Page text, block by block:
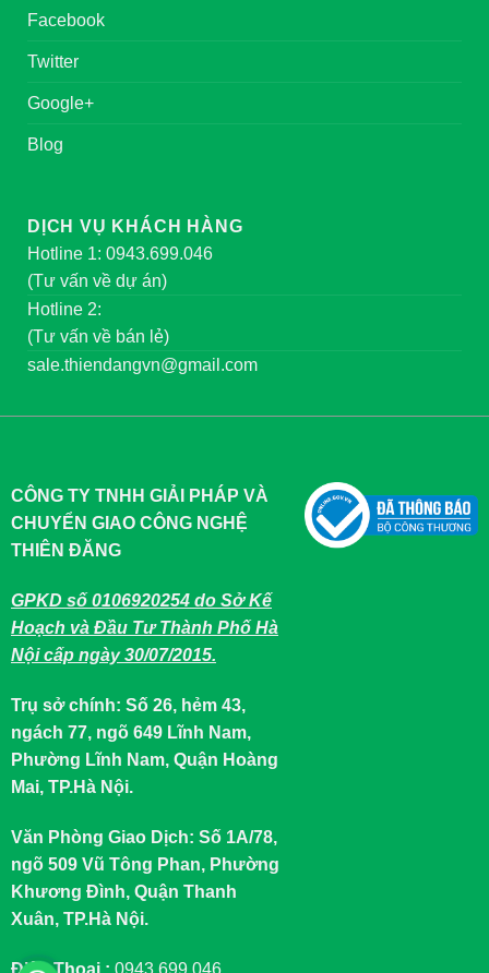
Facebook
Twitter
Google+
Blog
DỊCH VỤ KHÁCH HÀNG
Hotline 1: 0943.699.046
(Tư vấn về dự án)
Hotline 2:
(Tư vấn về bán lẻ)
sale.thiendangvn@gmail.com
CÔNG TY TNHH GIẢI PHÁP VÀ
CHUYỂN GIAO CÔNG NGHỆ
THIÊN ĐĂNG
GPKD số 0106920254 do Sở Kế
Hoạch và Đầu Tư Thành Phố Hà
Nội cấp ngày 30/07/2015.
Trụ sở chính: Số 26, hẻm 43,
ngách 77, ngõ 649 Lĩnh Nam,
Phường Lĩnh Nam, Quận Hoàng
Mai, TP.Hà Nội.
Văn Phòng Giao Dịch: Số 1A/78,
ngõ 509 Vũ Tông Phan, Phường
Khương Đình, Quận Thanh
Xuân, TP.Hà Nội.
Điện Thoại : 0943.699.046